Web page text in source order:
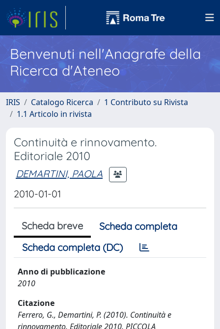
Benvenuti nell'Anagrafe della
Ricerca d'Ateneo
IRIS Catalogo Ricerca
1 Contributo su Rivista
1.1 Articolo in rivista
Continuità e rinnovamento.
Editoriale 2010
DEMARTINI, PAOLA
2010-01-01
Scheda breve
Scheda completa
Scheda completa (DC)
Anno di pubblicazione
2010
Citazione
Ferrero, G., Demartini, P. (2010). Continuità e
rinnovamento. Editoriale 2010. PICCOLA